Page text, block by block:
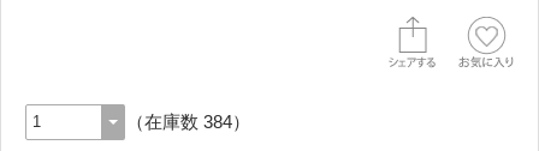
（在庫数 384）